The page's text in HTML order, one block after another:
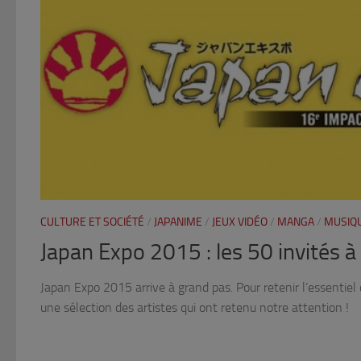
CULTURE ET SOCIÉTÉ / JAPANIME / JEUX VIDÉO / MANGA /
Japan Expo 2015 : les 50 invités
Japan Expo 2015 arrive à grand pas. Pour retenir l’essentiel
une sélection des artistes qui ont retenu notre attention !